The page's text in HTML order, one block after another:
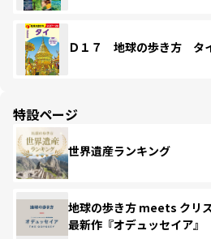
Ｄ１７ 地球の歩き方 タ
特設ページ
世界遺産ランキング
地球の歩き方 meets クリ
最新作『オデュッセイア』